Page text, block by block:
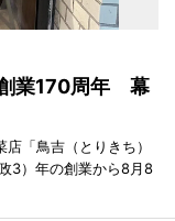
業170周年 幕
「鳥吉（とりきち）
3）年の創業から8月8